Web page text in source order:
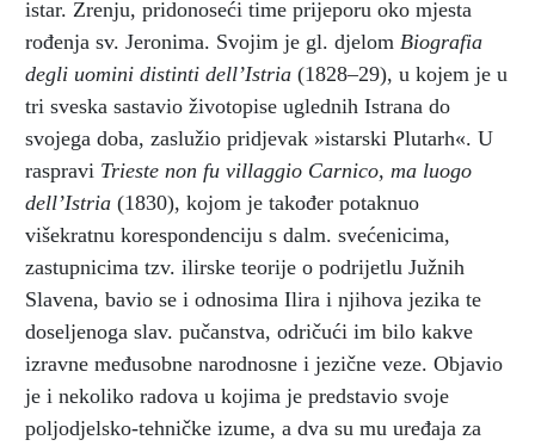
istar. Zrenju, pridonoseći time prijeporu oko mjesta
rođenja sv. Jeronima. Svojim je gl. djelom Biografia
degli uomini distinti dell’Istria (1828–29), u kojem je u
tri sveska sastavio životopise uglednih Istrana do
svojega doba, zaslužio pridjevak »istarski Plutarh«. U
raspravi Trieste non fu villaggio Carnico, ma luogo
dell’Istria (1830), kojom je također potaknuo
višekratnu korespondenciju s dalm. svećenicima,
zastupnicima tzv. ilirske teorije o podrijetlu Južnih
Slavena, bavio se i odnosima Ilira i njihova jezika te
doseljenoga slav. pučanstva, odričući im bilo kakve
izravne međusobne narodnosne i jezične veze. Objavio
je i nekoliko radova u kojima je predstavio svoje
poljodjelsko-tehničke izume, a dva su mu uređaja za